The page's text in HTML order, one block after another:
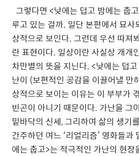
그렇다면 <낮에는 덥고 밤에는 춥
루고 있는 걸까. 일단 본편에서 묘사
상적으로 보인다. 그런데 우선 따져
란 표현이다. 일상이란 사실상 개개
차만별의 뜻을 지닌다. <낮에는 덥
난이 (보편적인 공감을 이끌어낼 만
상적으로 보이는 이유는 이 부부가
빈곤이 아니기 때문이다. 가난을 그
밑바닥의 신세, 그리하여 삶의 생기
간주하던 여느 ‘리얼리즘’ 영화들과
에는 춥고>는 적극적인 가난의 현장